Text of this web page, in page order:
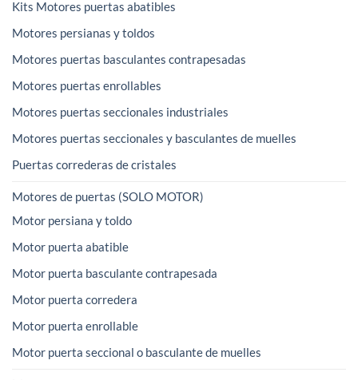
Kits Motores puertas abatibles
Motores persianas y toldos
Motores puertas basculantes contrapesadas
Motores puertas enrollables
Motores puertas seccionales industriales
Motores puertas seccionales y basculantes de muelles
Puertas correderas de cristales
Motores de puertas (SOLO MOTOR)
Motor persiana y toldo
Motor puerta abatible
Motor puerta basculante contrapesada
Motor puerta corredera
Motor puerta enrollable
Motor puerta seccional o basculante de muelles